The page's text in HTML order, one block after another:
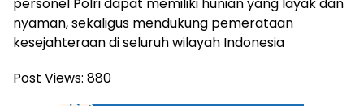
personel Polri dapat memiliki hunian yang layak dan
nyaman, sekaligus mendukung pemerataan
kesejahteraan di seluruh wilayah Indonesia
Post Views: 880